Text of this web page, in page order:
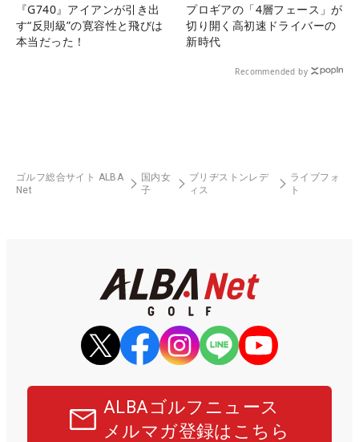
『G740』アイアンが引き出
す“反則級”の寛容性と飛びは
本当だった！
プロギアの「4層フェース」が
切り開く高初速ドライバーの
新時代
Recommended by
ゴルフ総合サイト ALBA
Net
国内女
子
ブリヂストンレデ
ィス
ライブフォ
ト
ALBAゴルフニュース
メルマガ登録はこちら